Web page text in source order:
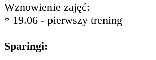
Wznowienie zajęć:
* 19.06 - pierwszy trening
Sparingi: